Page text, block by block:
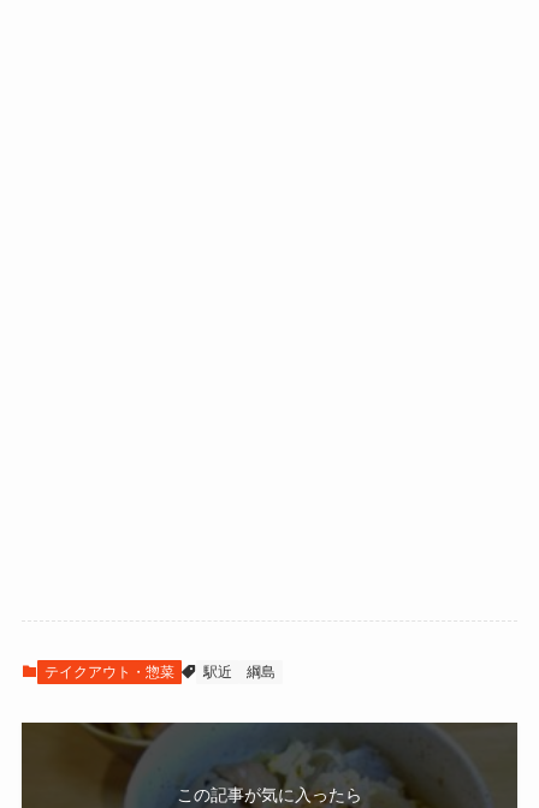
テイクアウト・惣菜 駅近 綱島
この記事が気に入ったら